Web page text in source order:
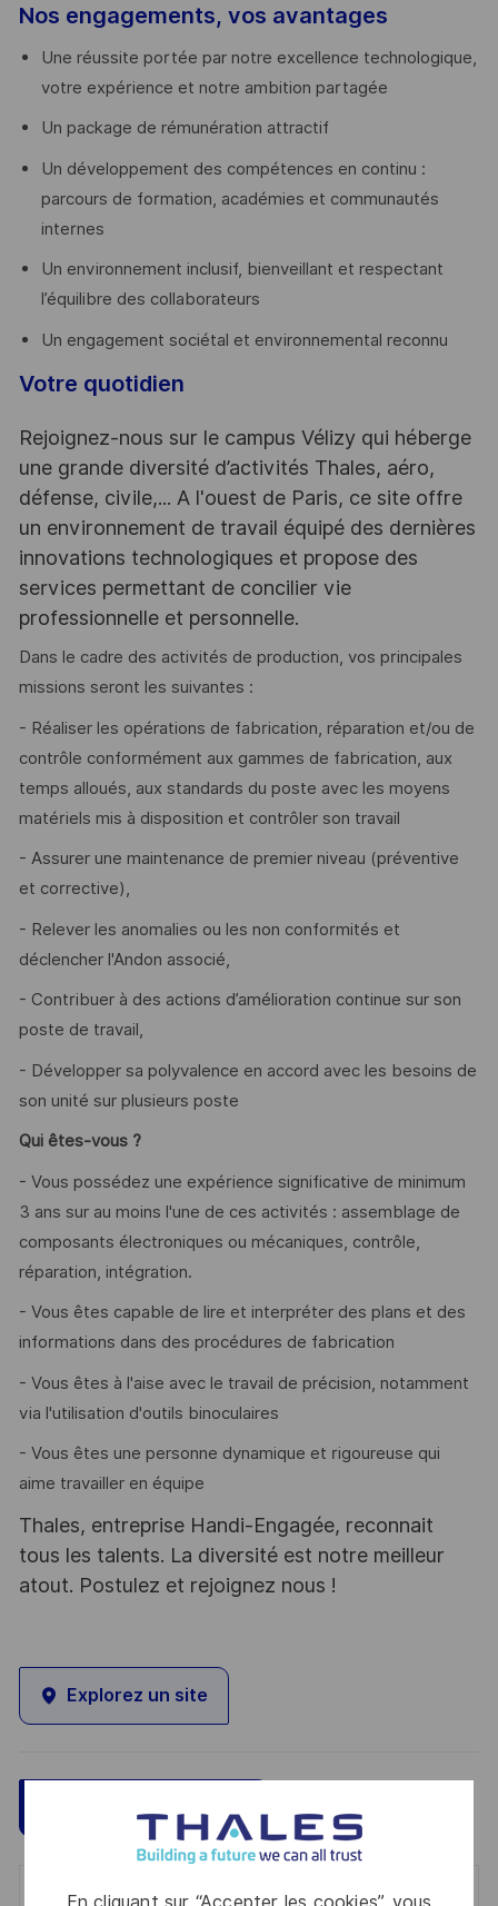
En cliquant sur “Accepter les cookies”, vous
Nos engagements, vos avantages
Une réussite portée par notre excellence technologique,
votre expérience et notre ambition partagée
Un package de rémunération attractif
Un développement des compétences en continu :
parcours de formation, académies et communautés
internes
Un environnement inclusif, bienveillant et respectant
l’équilibre des collaborateurs
Un engagement sociétal et environnemental reconnu
Votre quotidien
Rejoignez-nous sur le campus Vélizy qui héberge
une grande diversité d’activités Thales, aéro,
défense, civile,... A l'ouest de Paris, ce site offre
un environnement de travail équipé des dernières
innovations technologiques et propose des
services permettant de concilier vie
professionnelle et personnelle.
Dans le cadre des activités de production, vos principales
missions seront les suivantes :
- Réaliser les opérations de fabrication, réparation et/ou de
contrôle conformément aux gammes de fabrication, aux
temps alloués, aux standards du poste avec les moyens
matériels mis à disposition et contrôler son travail
- Assurer une maintenance de premier niveau (préventive
et corrective),
- Relever les anomalies ou les non conformités et
déclencher l'Andon associé,
- Contribuer à des actions d’amélioration continue sur son
poste de travail,
- Développer sa polyvalence en accord avec les besoins de
son unité sur plusieurs poste
Qui êtes-vous ?
- Vous possédez une expérience significative de minimum
3 ans sur au moins l'une de ces activités : assemblage de
composants électroniques ou mécaniques, contrôle,
réparation, intégration.
- Vous êtes capable de lire et interpréter des plans et des
informations dans des procédures de fabrication
- Vous êtes à l'aise avec le travail de précision, notamment
via l'utilisation d'outils binoculaires
- Vous êtes une personne dynamique et rigoureuse qui
aime travailler en équipe
Thales, entreprise Handi-Engagée, reconnait
tous les talents. La diversité est notre meilleur
atout. Postulez et rejoignez nous !
Explorez un site